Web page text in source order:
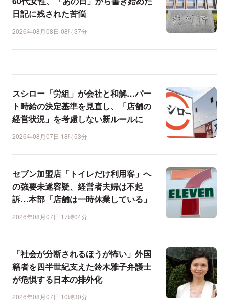
日記に残された苦悩
2026年08月08日 08時37分
スシロー「労組」が会社と和解…パー
ト時給の決定基準を見直し、「店舗の
経営状況」を考慮しない新ルールに
2026年08月07日 18時53分
セブン加盟店「トイレだけ利用客」へ
の強要未遂容疑、経営者夫婦は不起
訴…本部「店舗は一時休業している」
2026年08月07日 17時04分
「社会が分断されるほうが怖い」外国
籍者を四半世紀支えた鈴木雅子弁護士
が危惧する日本の排外化
2026年08月07日 10時30分